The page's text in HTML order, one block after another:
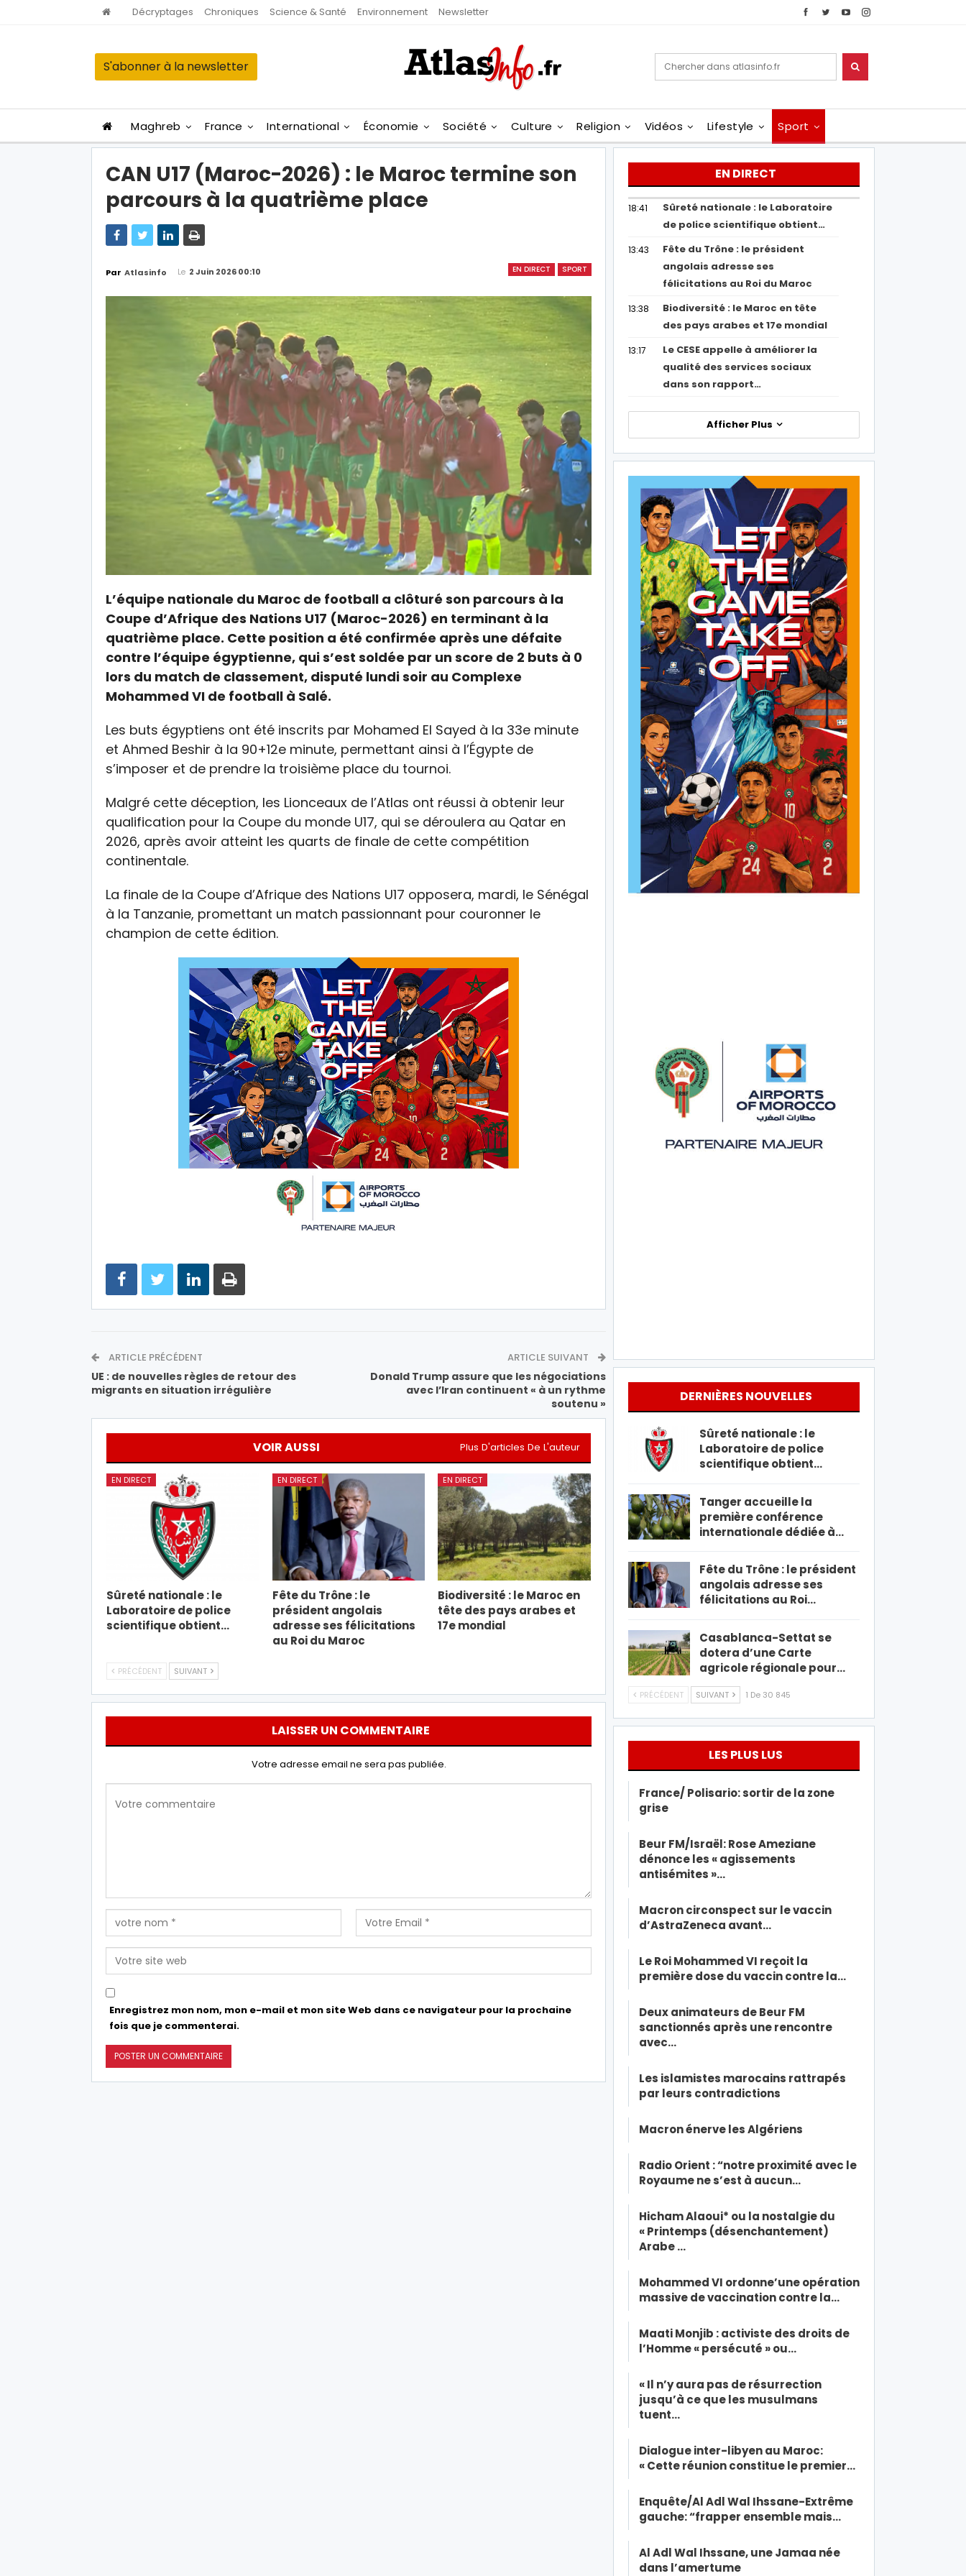
Décryptages Chroniques Science & Santé Environnement Newsletter
S'abonner à la newsletter
Maghreb France International Économie Société Culture Religion Vidéos Lifestyle Sport
CAN U17 (Maroc-2026) : le Maroc termine son
parcours à la quatrième place
EN DIRECT SPORT
Par Atlasinfo Le 2 Juin 2026 00:10
L’équipe nationale du Maroc de football a clôturé son parcours à la
Coupe d’Afrique des Nations U17 (Maroc-2026) en terminant à la
quatrième place. Cette position a été confirmée après une défaite
contre l’équipe égyptienne, qui s’est soldée par un score de 2 buts à 0
lors du match de classement, disputé lundi soir au Complexe
Mohammed VI de football à Salé.
Les buts égyptiens ont été inscrits par Mohamed El Sayed à la 33e minute
et Ahmed Beshir à la 90+12e minute, permettant ainsi à l’Égypte de
s’imposer et de prendre la troisième place du tournoi.
Malgré cette déception, les Lionceaux de l’Atlas ont réussi à obtenir leur
qualification pour la Coupe du monde U17, qui se déroulera au Qatar en
2026, après avoir atteint les quarts de finale de cette compétition
continentale.
La finale de la Coupe d’Afrique des Nations U17 opposera, mardi, le Sénégal
à la Tanzanie, promettant un match passionnant pour couronner le
champion de cette édition.
ARTICLE PRÉCÉDENT
UE : de nouvelles règles de retour des
migrants en situation irrégulière
ARTICLE SUIVANT
Donald Trump assure que les négociations
avec l’Iran continuent « à un rythme
soutenu »
VOIR AUSSI Plus D'articles De L'auteur
EN DIRECT
Sûreté nationale : le
Laboratoire de police
scientifique obtient…
EN DIRECT
Fête du Trône : le
président angolais
adresse ses félicitations
au Roi du Maroc
EN DIRECT
Biodiversité : le Maroc en
tête des pays arabes et
17e mondial
PRÉCÉDENT SUIVANT
LAISSER UN COMMENTAIRE
Votre adresse email ne sera pas publiée.
Enregistrez mon nom, mon e-mail et mon site Web dans ce navigateur pour la prochaine
fois que je commenterai.
EN DIRECT
18:41
Sûreté nationale : le Laboratoire
de police scientifique obtient…
13:43
Fête du Trône : le président
angolais adresse ses
félicitations au Roi du Maroc
13:38
Biodiversité : le Maroc en tête
des pays arabes et 17e mondial
13:17
Le CESE appelle à améliorer la
qualité des services sociaux
dans son rapport…
Afficher Plus
DERNIÈRES NOUVELLES
Sûreté nationale : le
Laboratoire de police
scientifique obtient…
Tanger accueille la
première conférence
internationale dédiée à…
Fête du Trône : le président
angolais adresse ses
félicitations au Roi…
Casablanca-Settat se
dotera d’une Carte
agricole régionale pour…
PRÉCÉDENT SUIVANT 1 De 30 845
LES PLUS LUS
France/ Polisario: sortir de la zone
grise
Beur FM/Israël: Rose Ameziane
dénonce les « agissements
antisémites »…
Macron circonspect sur le vaccin
d’AstraZeneca avant…
Le Roi Mohammed VI reçoit la
première dose du vaccin contre la…
Deux animateurs de Beur FM
sanctionnés après une rencontre
avec…
Les islamistes marocains rattrapés
par leurs contradictions
Macron énerve les Algériens
Radio Orient : “notre proximité avec le
Royaume ne s’est à aucun…
Hicham Alaoui* ou la nostalgie du
« Printemps (désenchantement)
Arabe …
Mohammed VI ordonne’une opération
massive de vaccination contre la…
Maati Monjib : activiste des droits de
l’Homme « persécuté » ou…
« Il n’y aura pas de résurrection
jusqu’à ce que les musulmans
tuent…
Dialogue inter-libyen au Maroc:
« Cette réunion constitue le premier…
Enquête/Al Adl Wal Ihssane-Extrême
gauche: “frapper ensemble mais…
Al Adl Wal Ihssane, une Jamaa née
dans l’amertume